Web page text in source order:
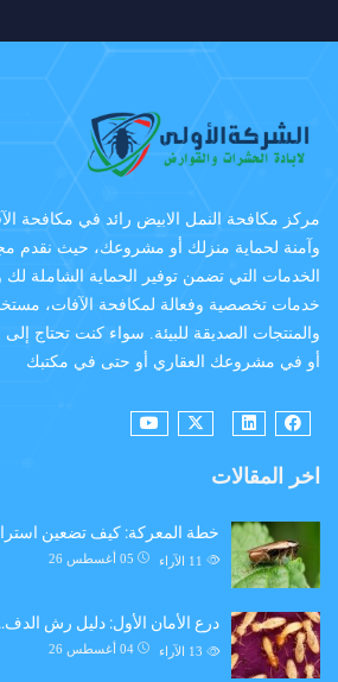
مركز مكافحة النمل الابيض رائد في مكافحة
وآمنة لحماية منزلك أو مشروعك، حيث نقدم
الخدمات التي تضمن توفير الحماية الشاملة لك
خدمات تخصصية وفعالة لمكافحة الآفات،
والمنتجات الصديقة للبيئة. سواء كنت تحتاج
أو في مشروعك العقاري أو حتى في مكتبك
اخر المقالات
خطة المعركة: كيف تضعين
05 أغسطس 26 الآراء
درع الأمان الأول: دليل رش
04 أغسطس 26 الآراء